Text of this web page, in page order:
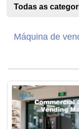
Todas as
Máquina de